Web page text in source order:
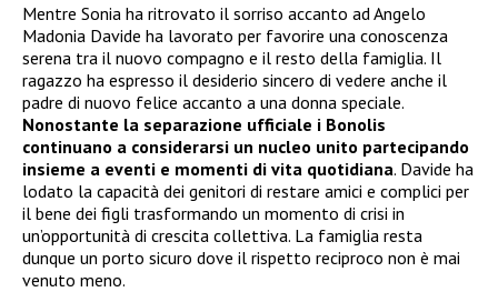
Mentre Sonia ha ritrovato il sorriso accanto ad Angelo
Madonia Davide ha lavorato per favorire una conoscenza
serena tra il nuovo compagno e il resto della famiglia. Il
ragazzo ha espresso il desiderio sincero di vedere anche il
padre di nuovo felice accanto a una donna speciale.
Nonostante la separazione ufficiale i Bonolis
continuano a considerarsi un nucleo unito partecipando
insieme a eventi e momenti di vita quotidiana. Davide ha
lodato la capacità dei genitori di restare amici e complici per
il bene dei figli trasformando un momento di crisi in
un’opportunità di crescita collettiva. La famiglia resta
dunque un porto sicuro dove il rispetto reciproco non è mai
venuto meno.